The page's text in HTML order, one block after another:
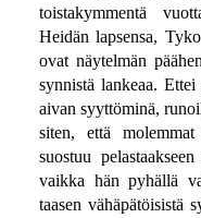
toistakymmentä
Heidän lapsensa,
ovat näytelmän
synnistä lankeaa.
aivan syyttöminä,
siten, että
suostuu
vaikka hän pyhällä
taasen vähäpätöisistä